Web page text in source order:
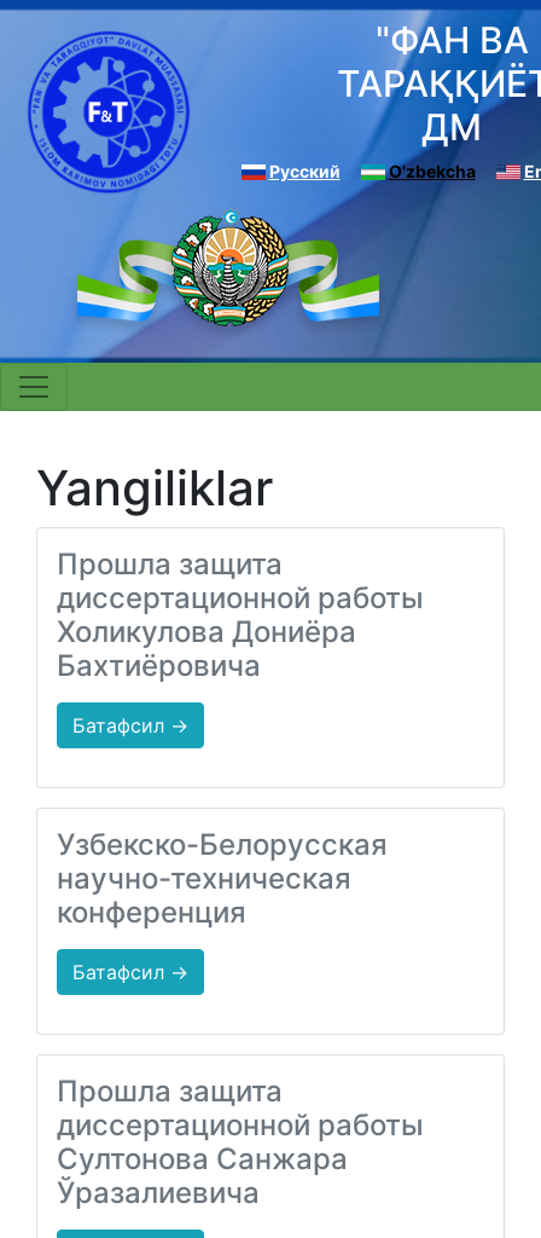
"ФАН ВА
ДМ
Русский O'zbekcha
Yangiliklar
Прошла защита
диссертационной работы
Холикулова Дониёра
Бахтиёровича
Батафсил →
Узбекско-Белорусская
научно-техническая
конференция
Батафсил →
Прошла защита
диссертационной работы
Султонова Санжара
Ўразалиевича